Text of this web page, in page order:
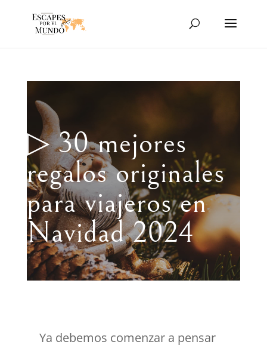
▷ 30 mejores
regalos originales
para viajeros en
Navidad 2024
Ya debemos comenzar a pensar